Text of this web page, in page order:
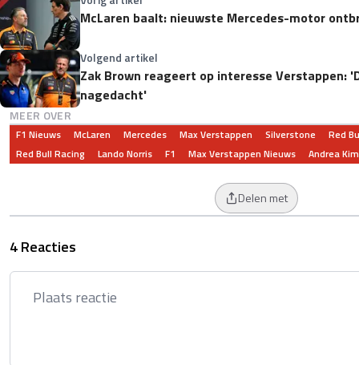
McLaren baalt: nieuwste Mercedes-motor
Volgend artikel
Zak Brown reageert op interesse Verstappen:
nagedacht'
MEER OVER
F1 Nieuws McLaren Mercedes Max Verstappen Silverstone
Red
Red Bull Racing
Lando Norris F1 Max Verstappen Nieuws Andrea
Delen met
4 Reacties